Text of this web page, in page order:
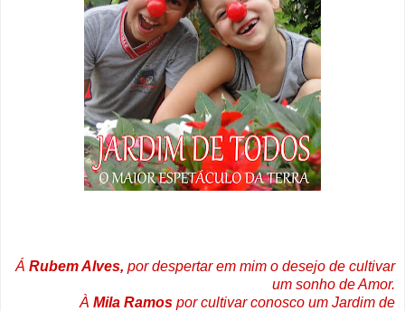
Á Rubem Alves, por despertar em mim o desejo de cultivar
um sonho de Amor.
À Mila Ramos por cultivar conosco um Jardim de